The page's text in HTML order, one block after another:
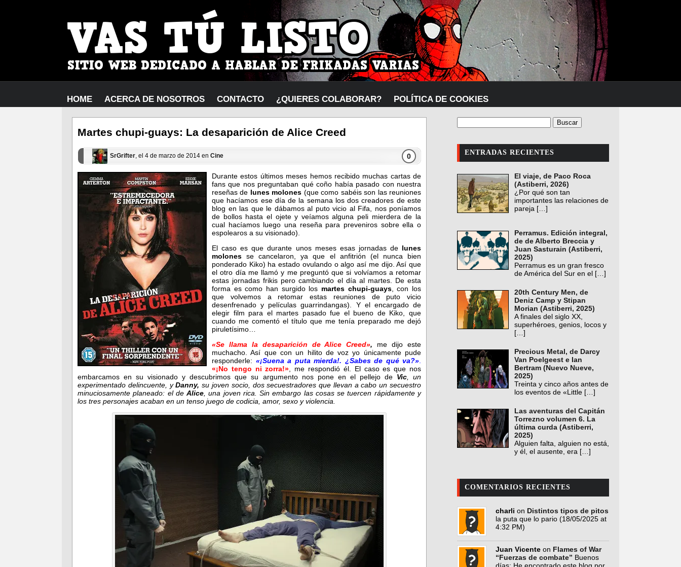
HOME ACERCA DE NOSOTROS CONTACTO ¿QUIERES COLABORAR? POLÍTICA DE COOKIES
Martes chupi-guays: La desaparición de Alice Creed
SrGrifter, el 4 de marzo de 2014 en Cine 0
Durante estos últimos meses hemos recibido muchas cartas de
fans que nos preguntaban qué coño había pasado con nuestra
reseñas de lunes molones (que como sabéis son las reuniones
que hacíamos ese día de la semana los dos creadores de este
blog en las que le dábamos al puto vicio al Fifa, nos poníamos
de bollos hasta el ojete y veíamos alguna peli mierdera de la
cual hacíamos luego una reseña para preveniros sobre ella o
espolearos a su visionado).
El caso es que durante unos meses esas jornadas de lunes
molones se cancelaron, ya que el anfitrión (el nunca bien
ponderado Kiko) ha estado ovulando o algo así me dijo. Así que
el otro día me llamó y me preguntó que si volvíamos a retomar
estas jornadas frikis pero cambiando el día al martes. De esta
forma es como han surgido los martes chupi-guays, con los
que volvemos a retomar estas reuniones de puto vicio
desenfrenado y películas guarrindangas). Y el encargado de
elegir film para el martes pasado fue el bueno de Kiko, que
cuando me comentó el título que me tenía preparado me dejó
piruletísimo…
«Se llama la desaparición de Alice Creed», me dijo este
muchacho. Así que con un hilito de voz yo únicamente pude
responderle: «¡Suena a puta mierda!. ¿Sabes de qué va?»
«¡No tengo ni zorra!» , me respondió él. El caso es que nos
embarcamos en su visionado y descubrimos que su argumento nos pone en el pellejo de Vic, un
experimentado delincuente, yDanny, su joven socio, dos secuestradores que llevan a cabo un secuestro
minuciosamente planeado: el deAlice , una joven rica. Sin embargo las cosas se tuercen rápidamente y
los tres personajes acaban en un tenso juego de codicia, amor, sexo y violencia.
ENTRADAS RECIENTES
El viaje, de Paco Roca
(Astiberri, 2026)
¿Por qué son tan
importantes las relaciones de
pareja […]
Perramus. Edición integral,
de de Alberto Breccia y
Juan Sasturain (Astiberri,
2025)
Perramus es un gran fresco
de América del Sur en el […]
20th Century Men, de
Deniz Camp y Stipan
Morian (Astiberri, 2025)
A finales del siglo XX,
superhéroes, genios, locos y
[…]
Precious Metal, de Darcy
Van Poelgeest e Ian
Bertram (Nuevo Nueve,
2025)
Treinta y cinco años antes de
los eventos de «Little […]
Las aventuras del Capitán
Torrezno volumen 6. La
última curda (Astiberri,
2025)
Alguien falta, alguien no está,
y él, el ausente, era […]
COMENTARIOS RECIENTES
charli on Distintos tipos de pitos
la puta que lo pario (18/05/2025 at
4:32 PM)
Juan Vicente on Flames of War
“Fuerzas de combate” Buenos